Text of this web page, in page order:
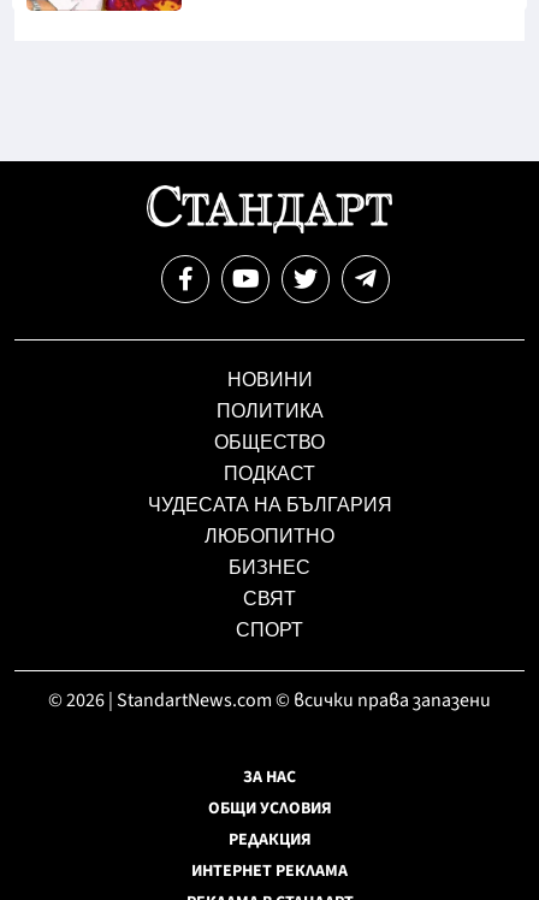
НОВИНИ
ПОЛИТИКА
ОБЩЕСТВО
ПОДКАСТ
ЧУДЕСАТА НА БЪЛГАРИЯ
ЛЮБОПИТНО
БИЗНЕС
СВЯТ
СПОРТ
© 2026 | StandartNews.com © всички права запазени
ЗА НАС
ОБЩИ УСЛОВИЯ
РЕДАКЦИЯ
ИНТЕРНЕТ РЕКЛАМА